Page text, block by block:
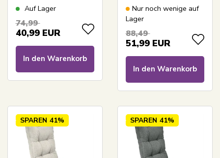
Grünes Kissen mit
Nordstrand Home
Auf Lager
74,99
40,99 EUR
In den Warenkorb
hoher Rückenlehne –
7 cm dick – Extra
weiches Kissen –
Anthrazitgraues
Nur noch wenige auf
Lager
88,49
51,99 EUR
In den Warenkorb
SPAREN 41% SPAREN 41%